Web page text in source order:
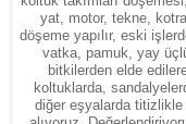
yat, motor, tekne,
döşeme yapılır, eski
vatka, pamuk, yay
bitkilerden elde
koltuklarda,
diğer eşyalarda titizlikle